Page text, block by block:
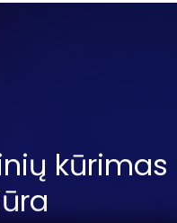
kūrimas